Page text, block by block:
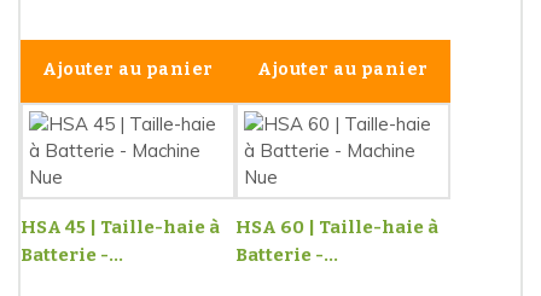
Ajouter au panier Ajouter au panier
HSA 45 | Taille-haie à
Batterie -...
HSA 60 | Taille-haie à
Batterie -...